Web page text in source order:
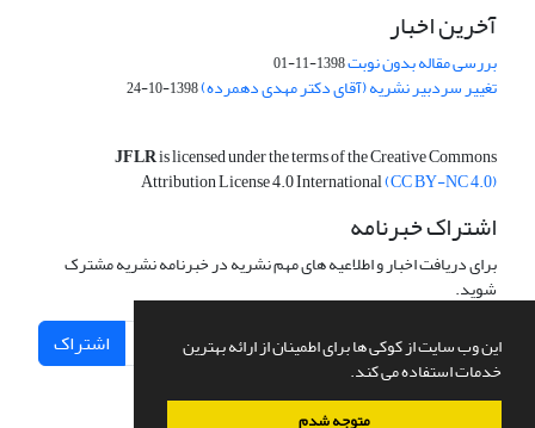
این وب سایت از کوکی ها برای اطمینان از ارائه بهترین
خدمات استفاده می کند.
متوجه شدم
آخرین اخبار
بررسی مقاله بدون نوبت1398-11-01
تغییر سردبیر نشریه (آقای دکتر مهدی دهمرده)1398-10-24
JFLRis licensed under the terms of the Creative Commons
Attribution License 4.0 International(CC BY-NC 4.0)
اشتراک خبرنامه
برای دریافت اخبار و اطلاعیه های مهم نشریه در خبرنامه نشریه مشترک
شوید.
اشتراک